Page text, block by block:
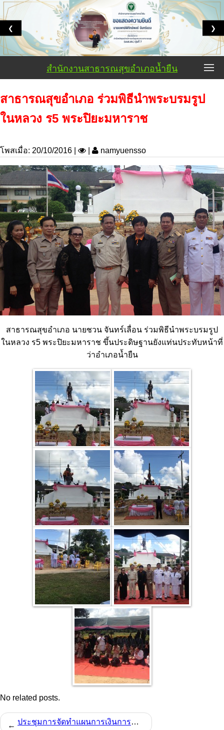
❮ ❯
สำนักงานสาธารณสุขอำเภอน้ำยืน
สาธารณสุขอำเภอ ร่วมพิธีนำพระบรมรูป
ในหลวง ร5 พระปิยะมหาราช
โพสเมื่อ: 20/10/2016 | namyuensso
สาธารณสุขอำเภอ นายชวน จันทร์เลื่อน ร่วมพิธีนำพระบรมรูป
ในหลวง ร5 พระปิยะมหาราช ขึ้นประดิษฐานยังแท่นประทับหน้าที่
ว่าอำเภอน้ำยืน
No related posts.
← ประชุมการจัดทำแผนการเงินการคลังแผนปฏิบัติการ ปี 2560